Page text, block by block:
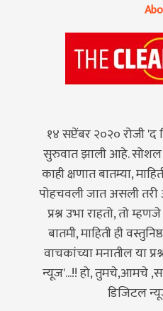
१४ सप्टेंबर २०२० रोजी
सुरुवात झाली आहे. सोशल
काही क्षणात बातम्या,
पोहचवली जात असली तरी
प्रश्न उभा राहतो, तो
बातमी, माहिती ही
वाचकांच्या मनातील या
न्यूज'...!! हो, तुमचे,आमचे
डिजिटल